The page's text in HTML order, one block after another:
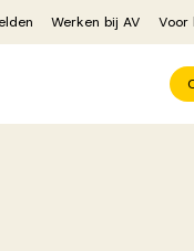
Werken bij AV Voor